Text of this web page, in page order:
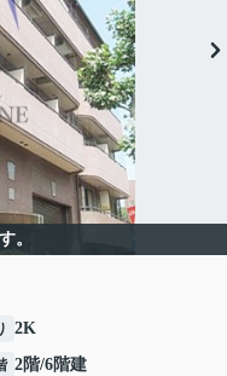
。
2K
2階/6階建